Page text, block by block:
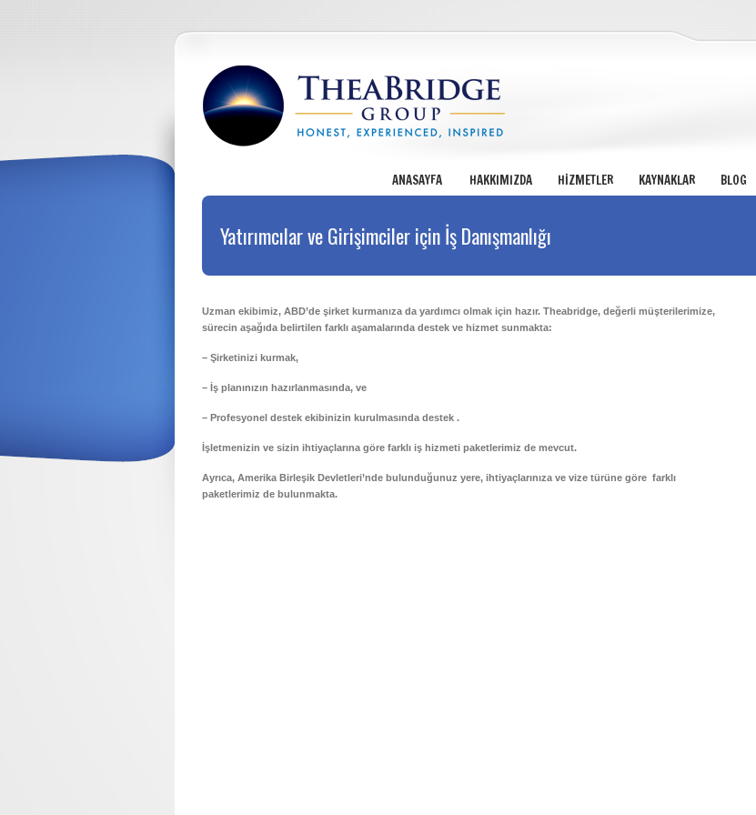
ANASAYFA HAKKIMIZDA HİZMETLER KAYNAKLAR BLOG
Yatırımcılar ve Girişimciler için İş Danışmanlığı
Uzman ekibimiz, ABD’de şirket kurmanıza da yardımcı olmak için hazır. Theabridge, değerli müşterilerimize,
sürecin aşağıda belirtilen farklı aşamalarında destek ve hizmet sunmakta:
– Şirketinizi kurmak,
– İş planınızın hazırlanmasında, ve
– Profesyonel destek ekibinizin kurulmasında destek .
İşletmenizin ve sizin ihtiyaçlarına göre farklı iş hizmeti paketlerimiz de mevcut.
Ayrıca, Amerika Birleşik Devletleri’nde bulunduğunuz yere, ihtiyaçlarınıza ve vize türüne göre farklı
paketlerimiz de bulunmakta.